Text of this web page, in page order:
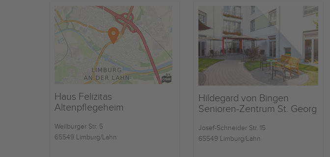
Haus Felizitas
Altenpflegeheim
Weilburger Str. 5
65549 Limburg/Lahn
Hildegard von Bingen
Senioren-Zentrum St. Georg
Josef-Schneider Str. 15
65549 Limburg/Lahn